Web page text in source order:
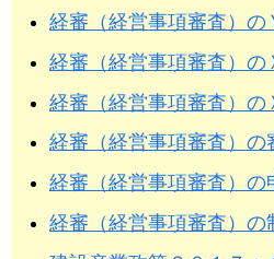
経審（経営事項審査）の
経審（経営事項審査）の
経審（経営事項審査）の
経審（経営事項審査）の
経審（経営事項審査）の
経審（経営事項審査）の